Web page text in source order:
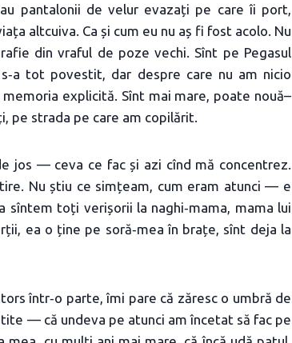
pantalonii de velur evazați pe care îi port,
altcuiva. Ca și cum eu nu aș fi fost acolo. Nu
din vraful de poze vechi. Sînt pe Pegasul
tot povestit, dar despre care nu am nicio
explicită. Sînt mai mare, poate nouă–
pe strada pe care am copilărit.
jos — ceva ce fac și azi cînd mă concentrez.
Nu știu ce simțeam, cum eram atunci — e
toți verișorii la naghi‑mama, mama lui
ea o ține pe soră‑mea în brațe, sînt deja la
într‑o parte, îmi pare că zăresc o umbră de
— că undeva pe atunci am încetat să fac pe